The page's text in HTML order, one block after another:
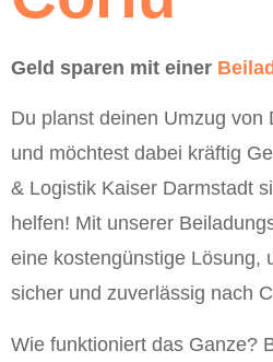
Geld sparen mit einer
Du planst deinen Umzug von
und möchtest dabei kräftig
& Logistik Kaiser Darmstadt
helfen! Mit unserer
eine kostengünstige Lösung,
sicher und zuverlässig nach
Wie funktioniert das Ganze?